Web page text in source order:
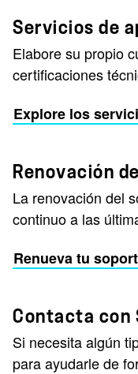
Servicios de
Elabore su propio
certificaciones
Explore los
Renovación
La renovación del
continuo a las
Renueva tu
Contacta con
Si necesita algún
para ayudarle de